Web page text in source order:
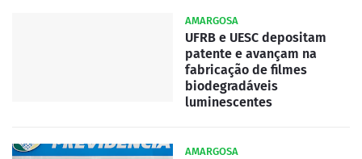
AMARGOSA
UFRB e UESC depositam
patente e avançam na
fabricação de filmes
biodegradáveis
luminescentes
AMARGOSA